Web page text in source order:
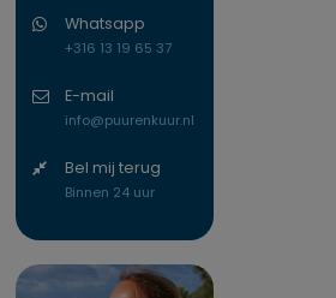
Whatsapp
+316 13 19 65 37
E-mail
info@puurenkuur.nl
Bel mij terug
Binnen 24 uur